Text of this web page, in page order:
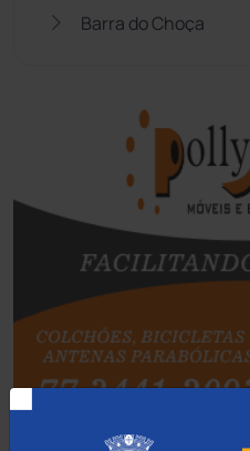
Barra do Choça
Bom Jesus da Lapa
Boquira
Botuporã
Brasil
Brumado